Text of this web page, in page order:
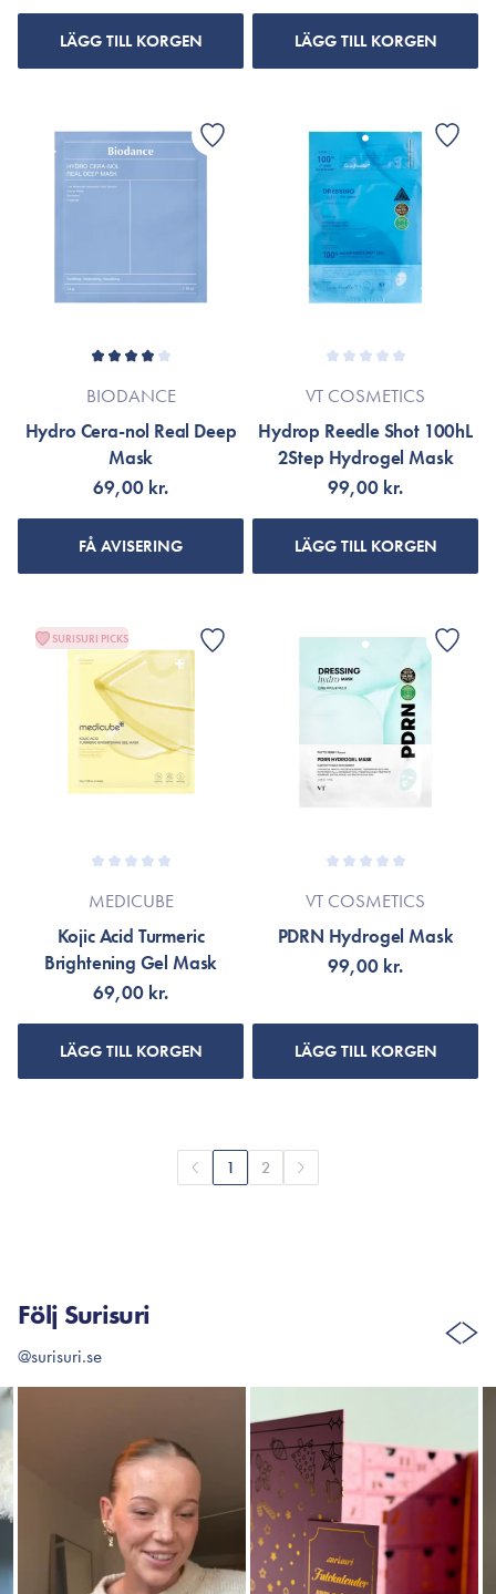
LÄGG TILL KORGEN LÄGG TILL KORGEN
BIODANCE
Hydro Cera-nol Real Deep
Mask
69,00 kr.
FÅ AVISERING
VT COSMETICS
Hydrop Reedle Shot 100hL
2Step Hydrogel Mask
99,00 kr.
LÄGG TILL KORGEN
SURISURI PICKS
MEDICUBE
Kojic Acid Turmeric
Brightening Gel Mask
69,00 kr.
LÄGG TILL KORGEN
VT COSMETICS
PDRN Hydrogel Mask
99,00 kr.
LÄGG TILL KORGEN
1 2
Följ Surisuri
@surisuri.se